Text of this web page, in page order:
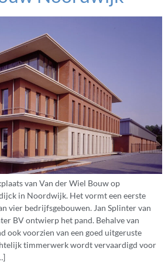
van Van der Wiel Bouw op
in Noordwijk. Het vormt een eerste
vier bedrijfsgebouwen. Jan Splinter van
BV ontwierp het pand. Behalve van
ook voorzien van een goed uitgeruste
timmerwerk wordt vervaardigd voor